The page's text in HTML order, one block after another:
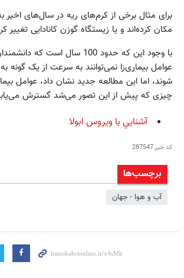
برای مثال برخی از کرم‌های ریه در سال‌های
مکان کرده‌اند و یا زیستگاه گوزن کانادایی تغییر
با وجود این که حدود 100 سال است
عوامل بیماری‌زا نمی‌توانند به سرعت از یک گونه
شوند، اما این مطالعه جدید نشان داد، عوامل
چیزی که پیش از این تصور می‌شد گسترش
آشنايي با ويروس ابولا
کد خبر287547
برچسب‌ها
آب و هوا - جهان